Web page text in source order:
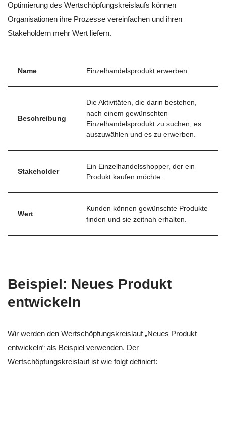
Optimierung des Wertschöpfungskreislaufs können
Organisationen ihre Prozesse vereinfachen und ihren
Stakeholdern mehr Wert liefern.
Name Einzelhandelsprodukt erwerben
Beschreibung
Die Aktivitäten, die darin bestehen,
nach einem gewünschten
Einzelhandelsprodukt zu suchen, es
auszuwählen und es zu erwerben.
Stakeholder
Ein Einzelhandelsshopper, der ein
Produkt kaufen möchte.
Wert
Kunden können gewünschte Produkte
finden und sie zeitnah erhalten.
Beispiel: Neues Produkt
entwickeln
Wir werden den Wertschöpfungskreislauf „Neues Produkt
entwickeln“ als Beispiel verwenden. Der
Wertschöpfungskreislauf ist wie folgt definiert: